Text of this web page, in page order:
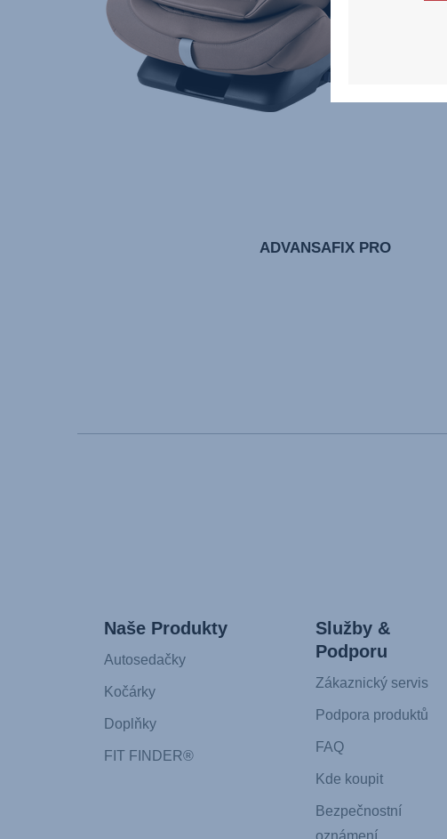
ADVANSAFIX PRO
Naše Produkty
Autosedačky
Kočárky
Doplňky
FIT FINDER®
Služby &
Podporu
Zákaznický servis
Podpora produktů
FAQ
Kde koupit
Bezpečnostní
oznámení